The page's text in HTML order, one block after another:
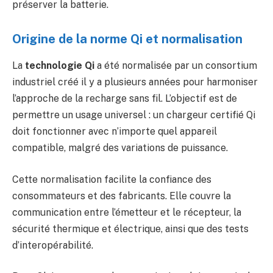
préserver la batterie.
Origine de la norme Qi et normalisation
La technologie Qi a été normalisée par un consortium
industriel créé il y a plusieurs années pour harmoniser
l’approche de la recharge sans fil. L’objectif est de
permettre un usage universel : un chargeur certifié Qi
doit fonctionner avec n’importe quel appareil
compatible, malgré des variations de puissance.
Cette normalisation facilite la confiance des
consommateurs et des fabricants. Elle couvre la
communication entre l’émetteur et le récepteur, la
sécurité thermique et électrique, ainsi que des tests
d’interopérabilité.